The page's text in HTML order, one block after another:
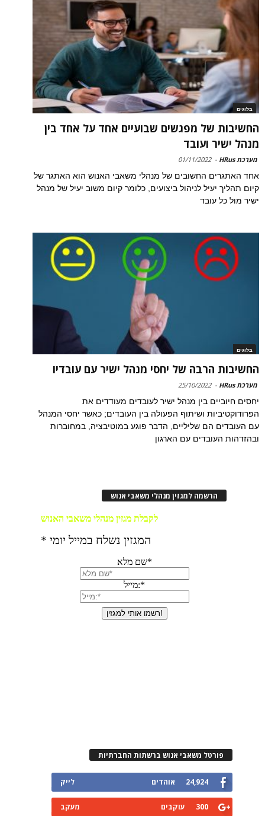
בלוגים
החשיבות של מפגשים שבועיים אחד על אחד בין
מנהל ישיר ועובד
מערכת HRus -
01/11/2022
אחד האתגרים החשובים של מנהלי משאבי האנוש הוא האתגר של
קיום תהליך יעיל לניהול ביצועים, כלומר קיום משוב יעיל של מנהל
ישיר מול כל עובד
בלוגים
החשיבות הרבה של יחסי מנהל ישיר עם עובדיו
מערכת HRus -
25/10/2022
יחסים חיוביים בין מנהל ישיר לעובדים מעודדים את
הפרודוקטיביות ושיתוף הפעולה בין העובדים; כאשר יחסי המנהל
עם העובדים הם שליליים, הדבר פוגע במוטיבציה, במחוברות
ובהזדהות העובדים עם הארגון
הרשמה למגזין מנהלי משאבי אנוש
פורטל משאבי אנוש ברשתות החברתיות
24,924 אוהדים לייק
300 עוקבים מעקב